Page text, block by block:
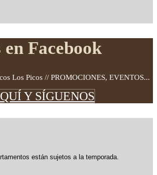
en Facebook
Los Picos // PROMOCIONES, EVENTOS...
Y SÍGUENOS
están sujetos a la temporada.